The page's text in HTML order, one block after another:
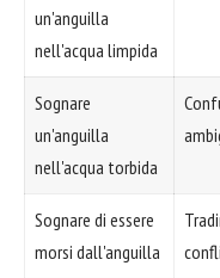
un'anguilla
nell'acqua limpida
Sognare
un'anguilla
nell'acqua torbida
Sognare di essere
morsi dall'anguilla